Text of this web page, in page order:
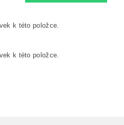
k této položce.
k této položce.